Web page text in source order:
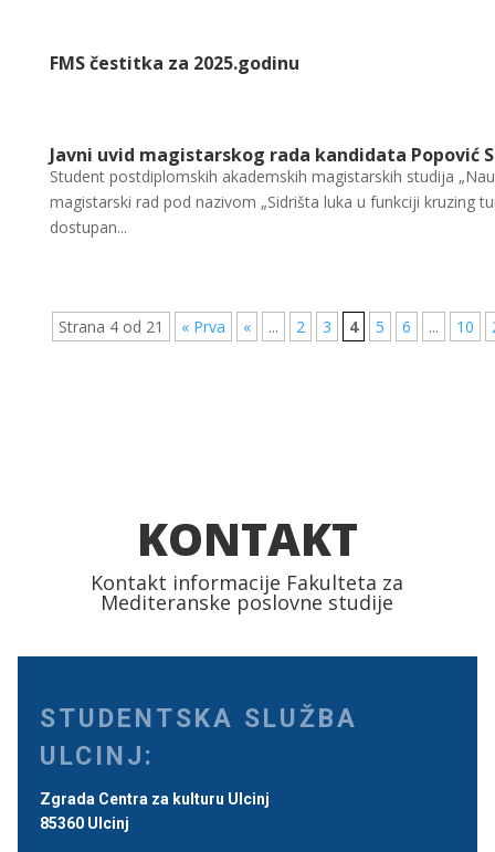
FMS čestitka za 2025.godinu
Javni uvid magistarskog rada kandidata Popović
Student postdiplomskih akademskih magistarskih studija
magistarski rad pod nazivom „Sidrišta luka u funkciji kruzing
dostupan...
Strana 4 od 21 « Prva « ... 2 3 4 5 6 ... 10
KONTAKT
Kontakt informacije Fakulteta za
Mediteranske poslovne studije
STUDENTSKA SLUŽBA
ULCINJ:
Zgrada Centra za kulturu Ulcinj
85360 Ulcinj